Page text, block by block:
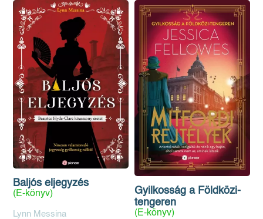
Baljós eljegyzés
(E-könyv)
Lynn Messina
Gyilkosság a Földközi-
tengeren
(E-könyv)